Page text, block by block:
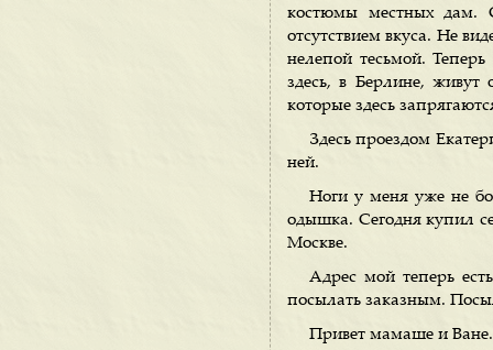
костюмы местных дам.
отсутствием вкуса. Не
нелепой тесьмой.
здесь, в Берлине, живут
которые здесь
Здесь проездом
ней.
Ноги у меня уже не
одышка. Сегодня купил
Москве.
Адрес мой теперь
посылать заказным.
Привет мамаше и